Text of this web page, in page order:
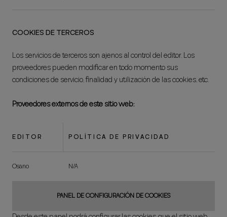
COOKIES DE TERCEROS
Los servicios de terceros son ajenos al control del editor. Los
proveedores pueden modificar en todo momento sus
condiciones de servicio, finalidad y utilización de las cookies, etc.
Proveedores externos de este sitio web:
EDITOR POLÍTICA DE PRIVACIDAD
Osano N/A
PANEL DE CONFIGURACIÓN DE COOKIES